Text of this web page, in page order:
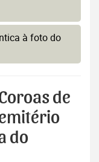
à foto do
de
do